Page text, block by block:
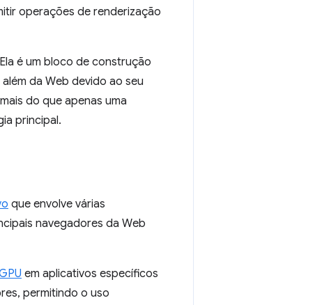
operações de renderização
é um bloco de construção
da Web devido ao seu
do que apenas uma
principal.
que envolve várias
navegadores da Web
em aplicativos específicos
permitindo o uso